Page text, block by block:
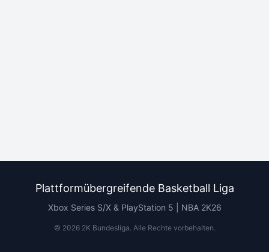
Plattformübergreifende Basketball Liga
Xbox Series S/X & PlayStation 5 | NBA 2K26
© 20262K Bundesliga. Alle Rechte vorbehalten.